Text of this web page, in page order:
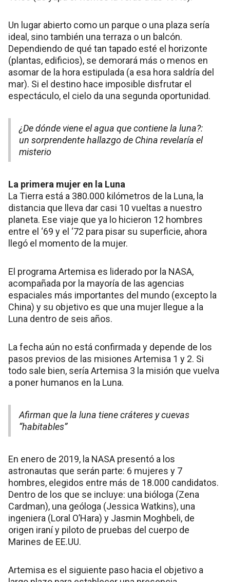
Un lugar abierto como un parque o una plaza sería
ideal, sino también una terraza o un balcón.
Dependiendo de qué tan tapado esté el horizonte
(plantas, edificios), se demorará más o menos en
asomar de la hora estipulada (a esa hora saldría del
mar). Si el destino hace imposible disfrutar el
espectáculo, el cielo da una segunda oportunidad.
¿De dónde viene el agua que contiene la luna?:
un sorprendente hallazgo de China revelaría el
misterio
La primera mujer en la Luna
La Tierra está a 380.000 kilómetros de la Luna, la
distancia que lleva dar casi 10 vueltas a nuestro
planeta. Ese viaje que ya lo hicieron 12 hombres
entre el ‘69 y el ‘72 para pisar su superficie, ahora
llegó el momento de la mujer.
El programa Artemisa es liderado por la NASA,
acompañada por la mayoría de las agencias
espaciales más importantes del mundo (excepto la
China) y su objetivo es que una mujer llegue a la
Luna dentro de seis años.
La fecha aún no está confirmada y depende de los
pasos previos de las misiones Artemisa 1 y 2. Si
todo sale bien, sería Artemisa 3 la misión que vuelva
a poner humanos en la Luna.
Afirman que la luna tiene cráteres y cuevas
“habitables”
En enero de 2019, la NASA presentó a los
astronautas que serán parte: 6 mujeres y 7
hombres, elegidos entre más de 18.000 candidatos.
Dentro de los que se incluye: una bióloga (Zena
Cardman), una geóloga (Jessica Watkins), una
ingeniera (Loral O’Hara) y Jasmin Moghbeli, de
origen iraní y piloto de pruebas del cuerpo de
Marines de EE.UU.
Artemisa es el siguiente paso hacia el objetivo a